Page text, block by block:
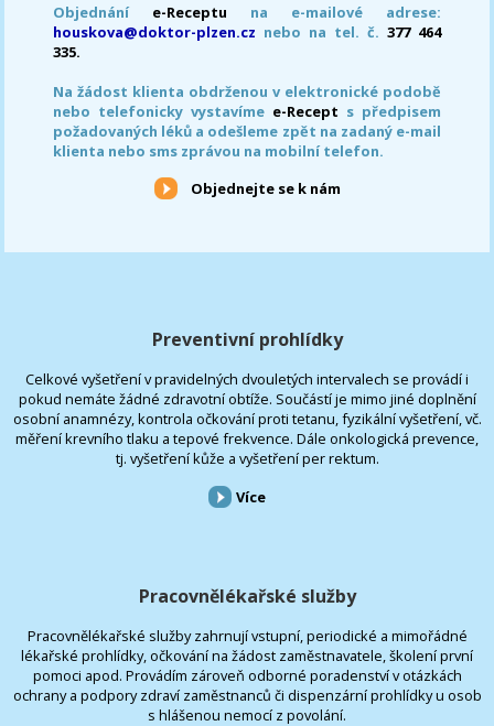
Objednání e-Receptu na e-mailové adrese:
houskova@doktor-plzen.cz nebo na tel. č. 377 464
335.
Na žádost klienta obdrženou v elektronické podobě
nebo telefonicky vystavíme e-Recept s předpisem
požadovaných léků a odešleme zpět na zadaný e-mail
klienta nebo sms zprávou na mobilní telefon.
Objednejte se k nám
Preventivní prohlídky
Celkové vyšetření v pravidelných dvouletých intervalech se provádí i
pokud nemáte žádné zdravotní obtíže. Součástí je mimo jiné doplnění
osobní anamnézy, kontrola očkování proti tetanu, fyzikální vyšetření, vč.
měření krevního tlaku a tepové frekvence. Dále onkologická prevence,
tj. vyšetření kůže a vyšetření per rektum.
Více
Pracovnělékařské služby
Pracovnělékařské služby zahrnují vstupní, periodické a mimořádné
lékařské prohlídky, očkování na žádost zaměstnavatele, školení první
pomoci apod. Provádím zároveň odborné poradenství v otázkách
ochrany a podpory zdraví zaměstnanců či dispenzární prohlídky u osob
s hlášenou nemocí z povolání.